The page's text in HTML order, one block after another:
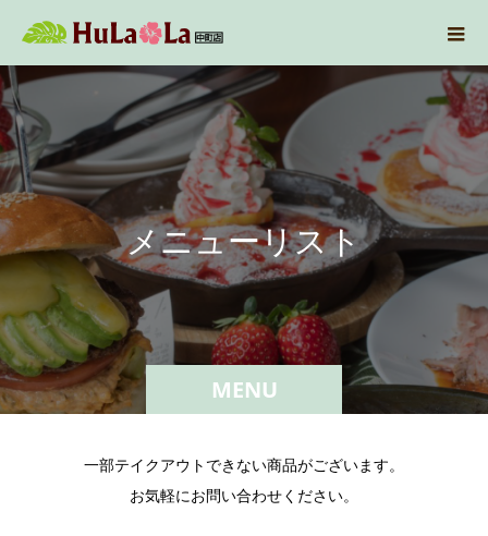
MENU
メニューリスト
一部テイクアウトできない商品がございます。
お気軽にお問い合わせください。